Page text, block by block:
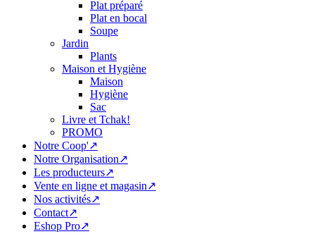
Plat préparé
Plat en bocal
Soupe
Jardin
Plants
Maison et Hygiène
Maison
Hygiène
Sac
Livre et Tchak!
PROMO
Notre Coop'↗
Notre Organisation↗
Les producteurs↗
Vente en ligne et magasin↗
Nos activités↗
Contact↗
Eshop Pro↗